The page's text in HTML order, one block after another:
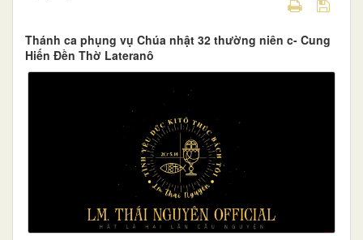
Thánh ca phụng vụ Chúa nhật 32 thường niên c- Cung
Hiến Đền Thờ Lateranô